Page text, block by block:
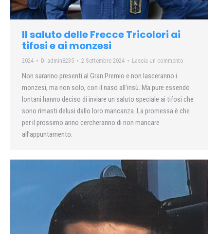
Il saluto delle Frecce Tricolori ai
tifosi e ai monzesi
2024 Di admin8235 2 Settembre 2024 Lascia un commento
Non saranno presenti al Gran Premio e non lasceranno i
monzesi, ma non solo, con il naso all’insù. Ma pure essendo
lontani hanno deciso di inviare un saluto speciale ai tifosi che
sono rimasti delusi dallo loro mancanza. La promessa è che
per il prossimo anno cercheranno di non mancare
all’appuntamento.